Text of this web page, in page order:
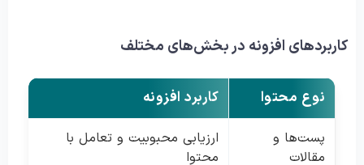
کاربردهای افزونه در بخش‌های مختلف
نوع محتوا کاربرد افزونه
پست‌ها و
مقالات
ارزیابی محبوبیت و تعامل با
محتوا